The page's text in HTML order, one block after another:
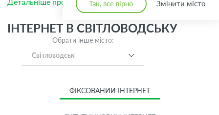
Так, все вірно Змінити місто
ІНТЕРНЕТ В СВІТЛОВОДСЬКУ
Обрати інше місто:
Світловодськ
ФІКСОВАНИЙ ІНТЕРНЕТ